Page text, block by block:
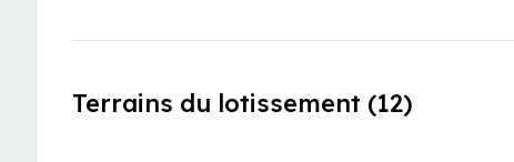
Terrains du lotissement (12)